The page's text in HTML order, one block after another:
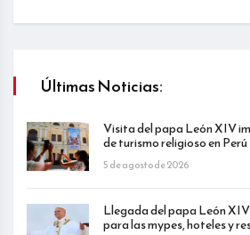
Últimas Noticias:
Visita del papa León XIV
de turismo religioso en Perú
5 de agosto de 2026
Llegada del papa León
para las mypes, hoteles y